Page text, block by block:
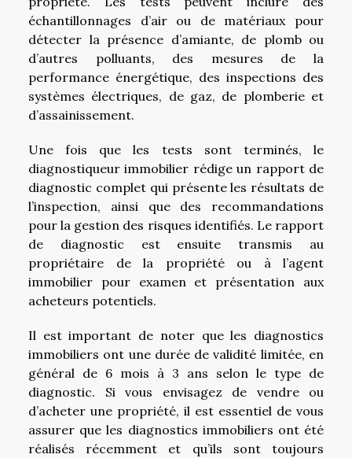
échantillonnages d’air ou de matériaux pour
détecter la présence d’amiante, de plomb ou
d’autres polluants, des mesures de la
performance énergétique, des inspections des
systèmes électriques, de gaz, de plomberie et
d’assainissement.
Une fois que les tests sont terminés, le
diagnostiqueur immobilier rédige un rapport de
diagnostic complet qui présente les résultats de
l’inspection, ainsi que des recommandations
pour la gestion des risques identifiés. Le rapport
de diagnostic est ensuite transmis au
propriétaire de la propriété ou à l’agent
immobilier pour examen et présentation aux
acheteurs potentiels.
Il est important de noter que les diagnostics
immobiliers ont une durée de validité limitée, en
général de 6 mois à 3 ans selon le type de
diagnostic. Si vous envisagez de vendre ou
d’acheter une propriété, il est essentiel de vous
assurer que les diagnostics immobiliers ont été
réalisés récemment et qu’ils sont toujours